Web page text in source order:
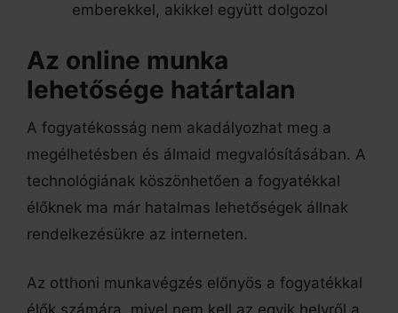
emberekkel, akikkel együtt dolgozol
Az online munka
lehetősége határtalan
A fogyatékosság nem akadályozhat meg a
megélhetésben és álmaid megvalósításában. A
technológiának köszönhetően a fogyatékkal
élőknek ma már hatalmas lehetőségek állnak
rendelkezésükre az interneten.
Az otthoni munkavégzés előnyös a fogyatékkal